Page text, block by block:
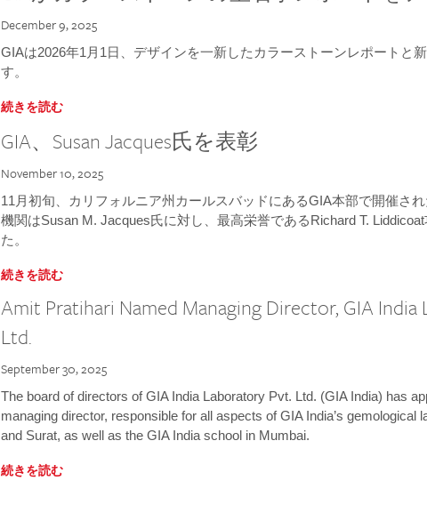
December 9, 2025
GIAは2026年1月1日、デザインを一新したカラーストーンレポートと
す。
続きを読む
GIA、Susan Jacques氏を表彰
November 10, 2025
11月初旬、カリフォルニア州カールスバッドにあるGIA本部で開催さ
機関はSusan M. Jacques氏に対し、最高栄誉であるRichard T.
た。
続きを読む
Amit Pratihari Named Managing Director, GIA India
Ltd.
September 30, 2025
The board of directors of GIA India Laboratory Pvt. Ltd. (GIA India) has
managing director, responsible for all aspects of GIA India’s gemological
and Surat, as well as the GIA India school in Mumbai.
続きを読む